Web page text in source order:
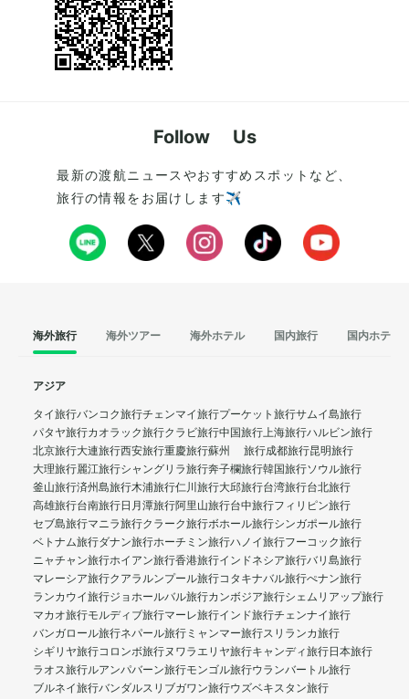
Follow Us
最新の渡航ニュースやおすすめスポットなど、
旅行の情報をお届けします✈️
海外旅行 海外ツアー 海外ホテル 国内旅行 国内ホテル
アジア
タイ旅行バンコク旅行チェンマイ旅行プーケット旅行サムイ島旅行
パタヤ旅行カオラック旅行クラビ旅行中国旅行上海旅行ハルビン旅行
北京旅行大連旅行西安旅行重慶旅行蘇州 旅行成都旅行昆明旅行
大理旅行麗江旅行シャングリラ旅行奔子欄旅行韓国旅行ソウル旅行
釜山旅行済州島旅行木浦旅行仁川旅行大邱旅行台湾旅行台北旅行
高雄旅行台南旅行日月潭旅行阿里山旅行台中旅行フィリピン旅行
セブ島旅行マニラ旅行クラーク旅行ボホール旅行シンガポール旅行
ベトナム旅行ダナン旅行ホーチミン旅行ハノイ旅行フーコック旅行
ニャチャン旅行ホイアン旅行香港旅行インドネシア旅行バリ島旅行
マレーシア旅行クアラルンプール旅行コタキナバル旅行ぺナン旅行
ランカウイ旅行ジョホールバル旅行カンボジア旅行シェムリアップ旅行
マカオ旅行モルディブ旅行マーレ旅行インド旅行チェンナイ旅行
バンガロール旅行ネパール旅行 ミャンマー旅行スリランカ旅行
シギリヤ旅行コロンボ旅行ヌワラエリヤ旅行キャンディ旅行日本旅行
ラオス旅行ルアンパバーン旅行モンゴル旅行ウランバートル旅行
ブルネイ旅行バンダルスリブガワン旅行ウズベキスタン旅行